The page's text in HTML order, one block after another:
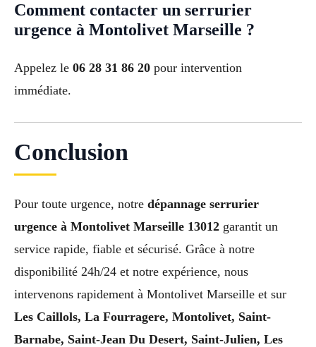
Comment contacter un serrurier
urgence à Montolivet Marseille ?
Appelez le 06 28 31 86 20 pour intervention
immédiate.
Conclusion
Pour toute urgence, notre dépannage serrurier
urgence à Montolivet Marseille 13012 garantit un
service rapide, fiable et sécurisé. Grâce à notre
disponibilité 24h/24 et notre expérience, nous
intervenons rapidement à Montolivet Marseille et sur
Les Caillols, La Fourragere, Montolivet, Saint-
Barnabe, Saint-Jean Du Desert, Saint-Julien, Les